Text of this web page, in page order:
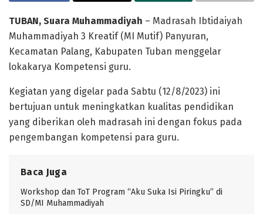
TUBAN, Suara Muhammadiyah – Madrasah Ibtidaiyah
Muhammadiyah 3 Kreatif (MI Mutif) Panyuran,
Kecamatan Palang, Kabupaten Tuban menggelar
lokakarya Kompetensi guru.
Kegiatan yang digelar pada Sabtu (12/8/2023) ini
bertujuan untuk meningkatkan kualitas pendidikan
yang diberikan oleh madrasah ini dengan fokus pada
pengembangan kompetensi para guru.
Baca Juga
Workshop dan ToT Program “Aku Suka Isi Piringku” di
SD/MI Muhammadiyah